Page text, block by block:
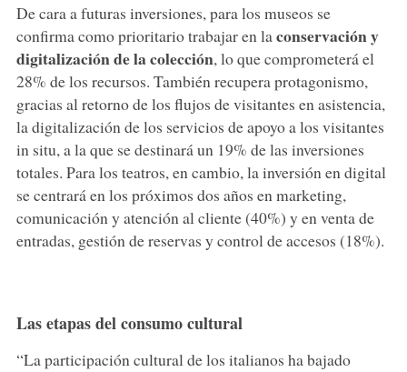
De cara a futuras inversiones, para los museos se
confirma como prioritario trabajar en la conservación y
digitalización de la colección, lo que comprometerá el
28% de los recursos. También recupera protagonismo,
gracias al retorno de los flujos de visitantes en asistencia,
la digitalización de los servicios de apoyo a los visitantes
in situ, a la que se destinará un 19% de las inversiones
totales. Para los teatros, en cambio, la inversión en digital
se centrará en los próximos dos años en marketing,
comunicación y atención al cliente (40%) y en venta de
entradas, gestión de reservas y control de accesos (18%).
Las etapas del consumo cultural
“La participación cultural de los italianos ha bajado